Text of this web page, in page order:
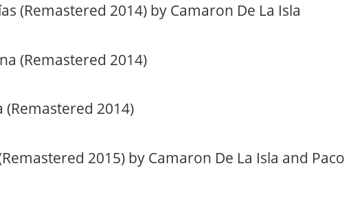
(Remastered 2014) by Camaron De La Isla
(Remastered 2014)
2014)
2015) by Camaron De La Isla and Paco